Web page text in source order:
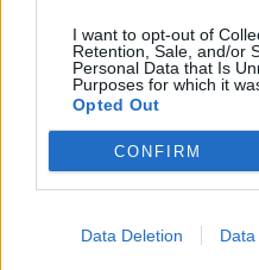
I want to opt-out of
Retention, Sale, and/or
Personal Data that Is
Purposes for which it
Opted Out
CONFIRM
Data Deletion Data
L'Ilva si
Carlucci,
7 Ago 2026
Il Monastir
Aloia, il
7 Ago 2026